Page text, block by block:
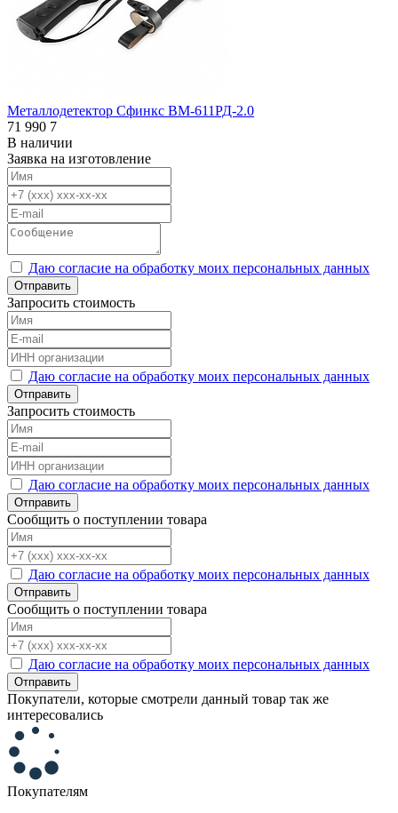
Металлодетектор Сфинкс ВМ-611РД-2.0
71 990 7
В наличии
Заявка на изготовление
Даю согласие на обработку моих персональных данных
Отправить
Запросить стоимость
Даю согласие на обработку моих персональных данных
Отправить
Запросить стоимость
Даю согласие на обработку моих персональных данных
Отправить
Сообщить о поступлении товара
Даю согласие на обработку моих персональных данных
Отправить
Сообщить о поступлении товара
Даю согласие на обработку моих персональных данных
Отправить
Покупатели, которые смотрели данный товар так же
интересовались
Покупателям